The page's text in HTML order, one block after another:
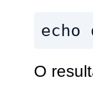
echo
O